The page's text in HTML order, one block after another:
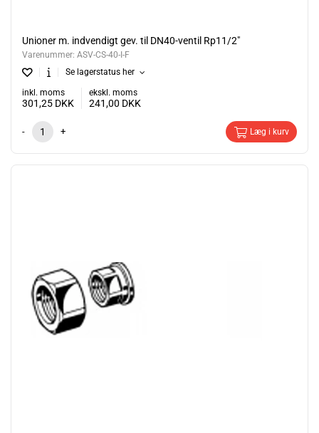
Unioner m. indvendigt gev. til DN40-ventil Rp11/2"
Varenummer: ASV-CS-40-I-F
Se lagerstatus her
inkl. moms
301,25 DKK
ekskl. moms
241,00 DKK
- + Læg i kurv